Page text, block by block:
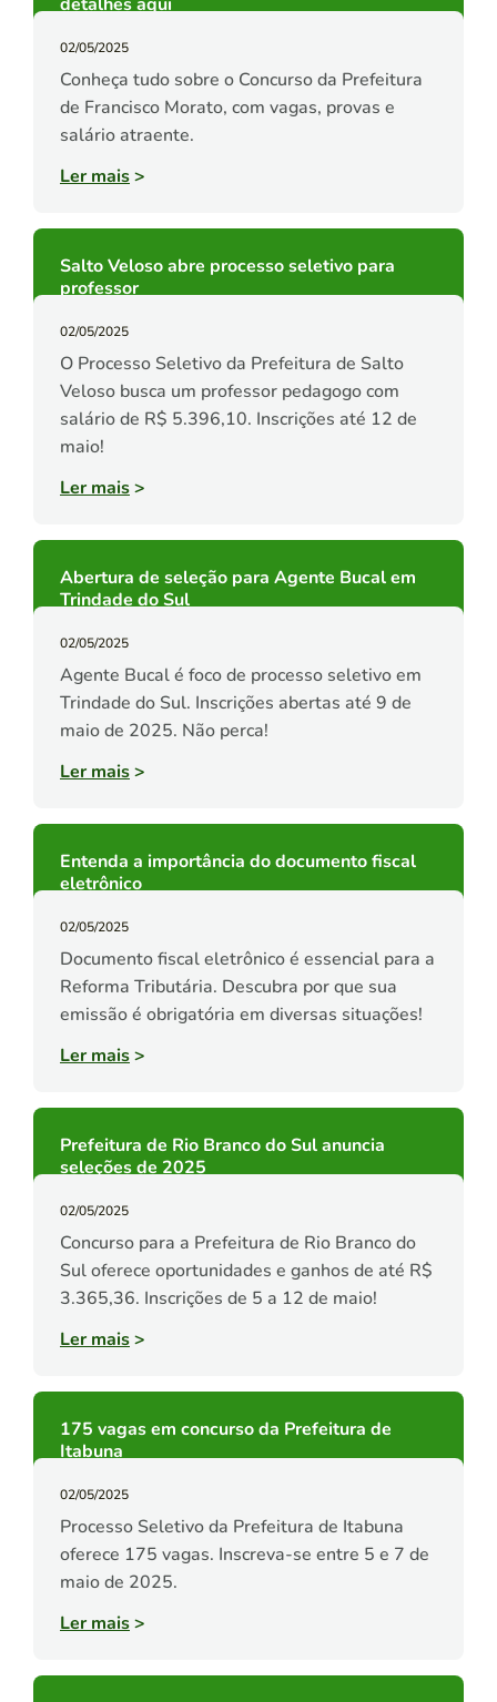
02/05/2025
Conheça tudo sobre o Concurso da Prefeitura
de Francisco Morato, com vagas, provas e
salário atraente.
Ler mais>
Salto Veloso abre processo seletivo para
professor
02/05/2025
O Processo Seletivo da Prefeitura de Salto
Veloso busca um professor pedagogo com
salário de R$ 5.396,10. Inscrições até 12 de
maio!
Ler mais>
Abertura de seleção para Agente Bucal em
Trindade do Sul
02/05/2025
Agente Bucal é foco de processo seletivo em
Trindade do Sul. Inscrições abertas até 9 de
maio de 2025. Não perca!
Ler mais>
Entenda a importância do documento fiscal
eletrônico
02/05/2025
Documento fiscal eletrônico é essencial para a
Reforma Tributária. Descubra por que sua
emissão é obrigatória em diversas situações!
Ler mais>
Prefeitura de Rio Branco do Sul anuncia
seleções de 2025
02/05/2025
Concurso para a Prefeitura de Rio Branco do
Sul oferece oportunidades e ganhos de até R$
3.365,36. Inscrições de 5 a 12 de maio!
Ler mais>
175 vagas em concurso da Prefeitura de
Itabuna
02/05/2025
Processo Seletivo da Prefeitura de Itabuna
oferece 175 vagas. Inscreva-se entre 5 e 7 de
maio de 2025.
Ler mais>